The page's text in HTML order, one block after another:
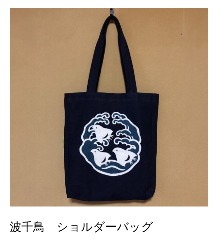
波千鳥 ショルダーバッグ